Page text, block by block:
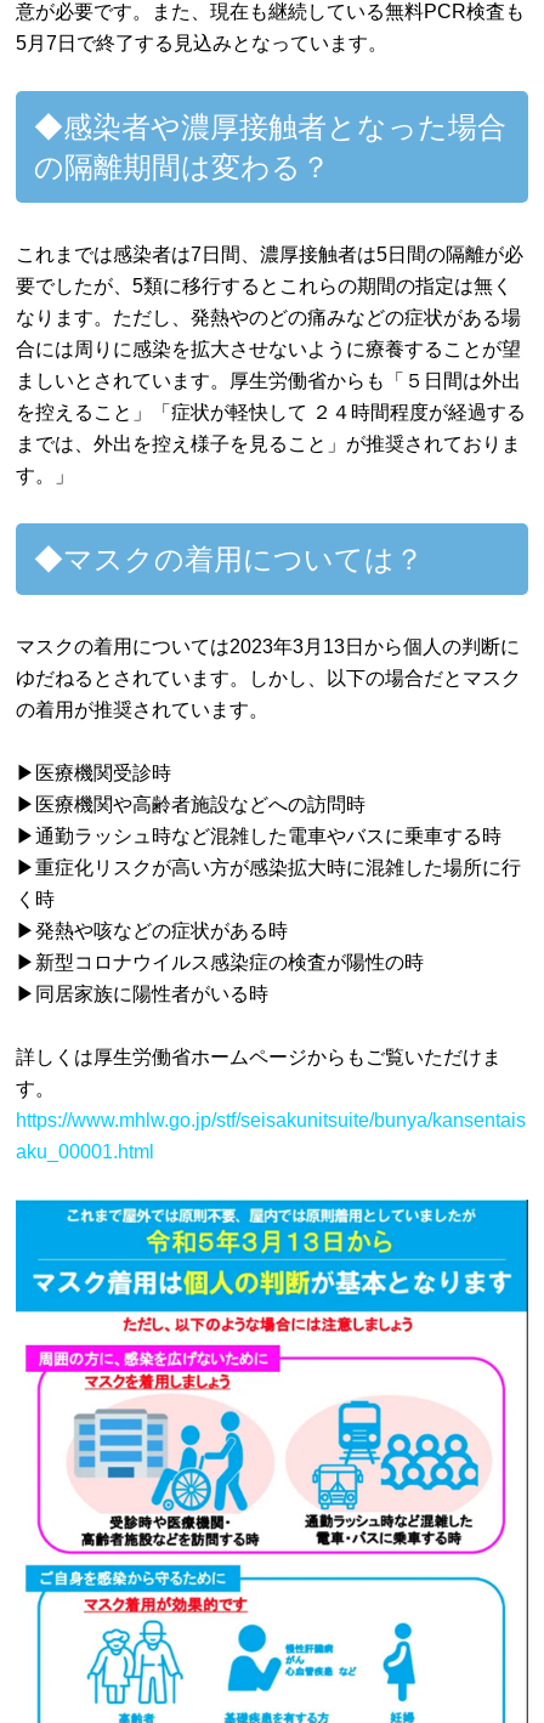
意が必要です。また、現在も継続している無料PCR検査も
5月7日で終了する見込みとなっています。
◆感染者や濃厚接触者となった場合
の隔離期間は変わる？
これまでは感染者は7日間、濃厚接触者は5日間の隔離が必
要でしたが、5類に移行するとこれらの期間の指定は無く
なります。ただし、発熱やのどの痛みなどの症状がある場
合には周りに感染を拡大させないように療養することが望
ましいとされています。厚生労働省からも「５日間は外出
を控えること」「症状が軽快して ２４時間程度が経過する
までは、外出を控え様子を見ること」が推奨されておりま
す。」
◆マスクの着用については？
マスクの着用については2023年3月13日から個人の判断に
ゆだねるとされています。しかし、以下の場合だとマスク
の着用が推奨されています。
▶医療機関受診時
▶医療機関や高齢者施設などへの訪問時
▶通勤ラッシュ時など混雑した電車やバスに乗車する時
▶重症化リスクが高い方が感染拡大時に混雑した場所に行
く時
▶発熱や咳などの症状がある時
▶新型コロナウイルス感染症の検査が陽性の時
▶同居家族に陽性者がいる時
詳しくは厚生労働省ホームページからもご覧いただけま
す。
https://www.mhlw.go.jp/stf/seisakunitsuite/bunya/kansentais
aku_00001.html